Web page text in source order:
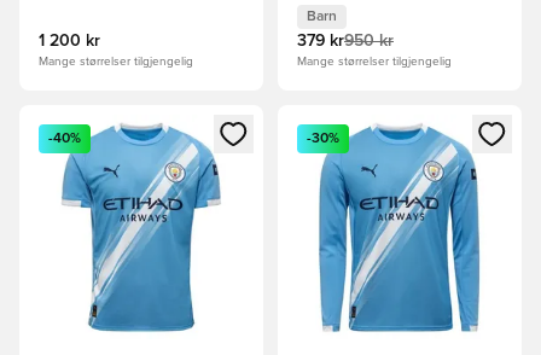
1 200 kr
Mange størrelser tilgjengelig
Barn
379 kr950 kr
Mange størrelser tilgjengelig
Åpner en Modal for å logge inn eller registrere deg som
-40%
Åpner en Modal for å logge
-30%